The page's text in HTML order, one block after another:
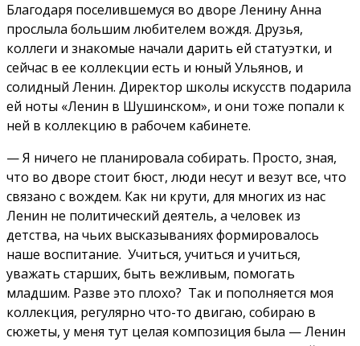
Благодаря поселившемуся во дворе Ленину Анна
прослыла большим любителем вождя. Друзья,
коллеги и знакомые начали дарить ей статуэтки, и
сейчас в ее коллекции есть и юный Ульянов, и
солидный Ленин. Директор школы искусств подарила
ей ноты «Ленин в Шушинском», и они тоже попали к
ней в коллекцию в рабочем кабинете.
— Я ничего не планировала собирать. Просто, зная,
что во дворе стоит бюст, люди несут и везут все, что
связано с вождем. Как ни крути, для многих из нас
Ленин не политический деятель, а человек из
детства, на чьих высказываниях формировалось
наше воспитание. Учиться, учиться и учиться,
уважать старших, быть вежливым, помогать
младшим. Разве это плохо? Так и пополняется моя
коллекция, регулярно что-то двигаю, собираю в
сюжеты, у меня тут целая композиция была — Ленин